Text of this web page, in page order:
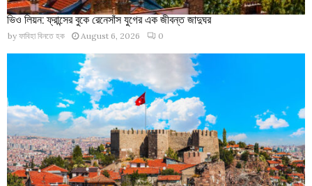
ভিও লিয়ন: ফ্রান্সের বুকে রেনেসাঁস যুগের এক জীবন্ত জাদুঘর
by ফাবিহা বিনতে হক August 6, 2026 0